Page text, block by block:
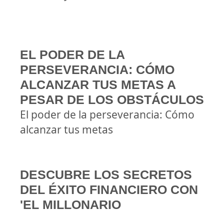
EL PODER DE LA
PERSEVERANCIA: CÓMO
ALCANZAR TUS METAS A
PESAR DE LOS OBSTÁCULOS
El poder de la perseverancia: Cómo
alcanzar tus metas
DESCUBRE LOS SECRETOS
DEL ÉXITO FINANCIERO CON
'EL MILLONARIO